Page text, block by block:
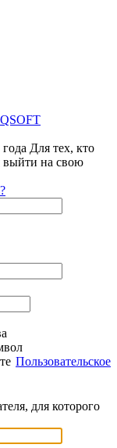
QSOFT
Для тех, кто
выйти на свою
Пользовательское
для которого